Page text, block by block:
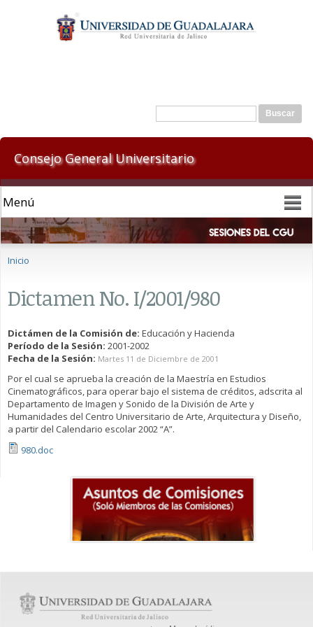
contenido
principal
Formulario de búsqueda
Buscar
Consejo General Universitario
Inicio
Dictamen No. I/2001/980
Dictámen de la Comisión de: Educación y Hacienda
Período de la Sesión: 2001-2002
Fecha de la Sesión: Martes 11 de Diciembre de 2001
Por el cual se aprueba la creación de la Maestría en Estudios
Cinematográficos, para operar bajo el sistema de créditos, adscrita al
Departamento de Imagen y Sonido de la División de Arte y
Humanidades del Centro Universitario de Arte, Arquitectura y Diseño,
a partir del Calendario escolar 2002 “A”.
980.doc